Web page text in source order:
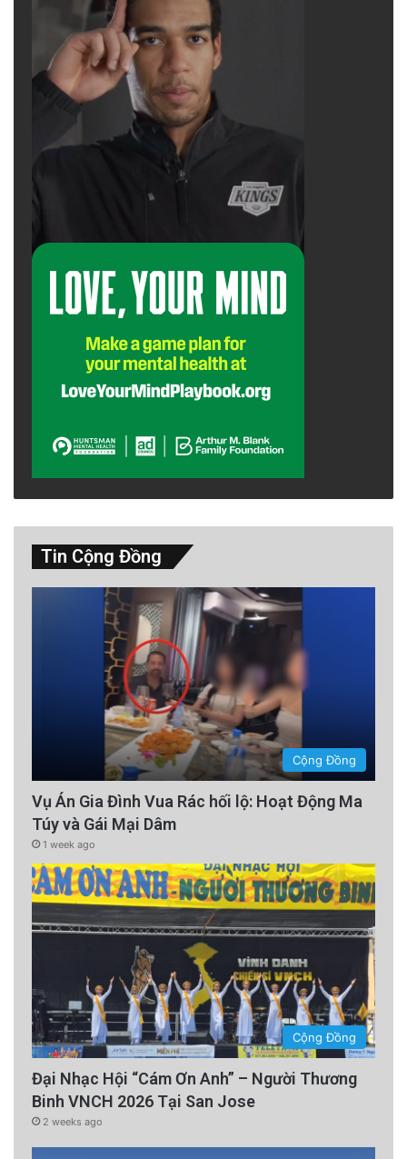
Tin Cộng Đồng
Cộng Đồng
Vụ Án Gia Đình Vua Rác hối lộ: Hoạt Động Ma
Túy và Gái Mại Dâm
1 week ago
Cộng Đồng
Đại Nhạc Hội “Cám Ơn Anh” – Người Thương
Binh VNCH 2026 Tại San Jose
2 weeks ago